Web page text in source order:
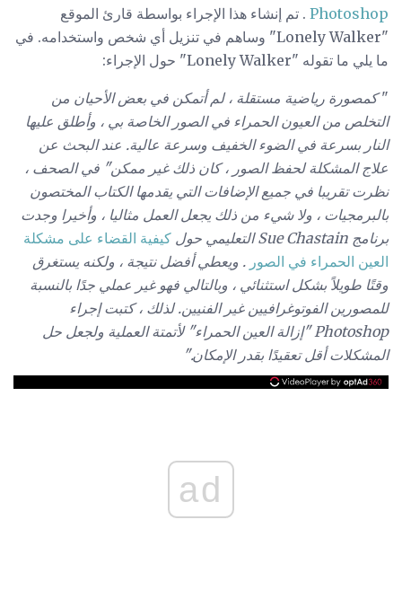
Photoshop . تم إنشاء هذا الإجراء بواسطة قارئ الموقع
"Lonely Walker" وساهم في تنزيل أي شخص واستخدامه. في
ما يلي ما تقوله "Lonely Walker" حول الإجراء:
"كمصورة رياضية مستقلة ، لم أتمكن في بعض الأحيان من
التخلص من العيون الحمراء في الصور الخاصة بي ، وأطلق عليها
النار بسرعة في الضوء الخفيف وسرعة عالية. عند البحث عن
علاج المشكلة لحفظ الصور ، كان ذلك غير ممكن" في الصحف ،
نظرت تقريبا في جميع الإضافات التي يقدمها الكتاب المختصون
بالبرمجيات ، ولا شيء من ذلك يجعل العمل مثاليا ، وأخيرا وجدت
برنامج Sue Chastain التعليمي حول
كيفية القضاء على مشكلة
العين الحمراء في الصور . ويعطي أفضل نتيجة ، ولكنه يستغرق
وقتًا طويلاً بشكل استثنائي ، وبالتالي فهو غير عملي جدًا بالنسبة
للمصورين الفوتوغرافيين غير الفنيين. لذلك ، كتبت إجراء
Photoshop "إزالة العين الحمراء" لأتمتة العملية ولجعل حل
المشكلات أقل تعقيدًا بقدر الإمكان."
ad